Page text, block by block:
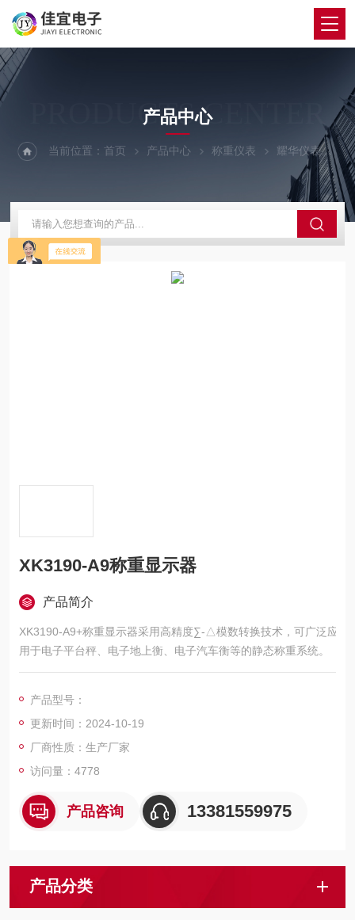
PRODUCTS CENTER
产品中心
当前位置：首页 产品中心 称重仪表 耀华仪表
XK3190-A9称重显示器
产品简介
XK3190-A9+称重显示器采用高精度∑-△模数转换技术，可广泛应
用于电子平台秤、电子地上衡、电子汽车衡等的静态称重系统。
产品型号：
更新时间：2024-10-19
厂商性质：生产厂家
访问量：4778
产品咨询 13381559975
产品分类